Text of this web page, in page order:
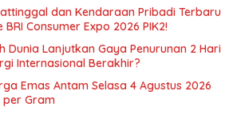
dan Kendaraan Pribadi Terbaru
Consumer Expo 2026 PIK2!
Dunia Lanjutkan Gaya Penurunan 2 Hari
Internasional Berakhir?
Emas Antam Selasa 4 Agustus 2026
per Gram